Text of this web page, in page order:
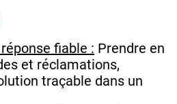
fiable : Prendre en
et réclamations,
traçable dans un